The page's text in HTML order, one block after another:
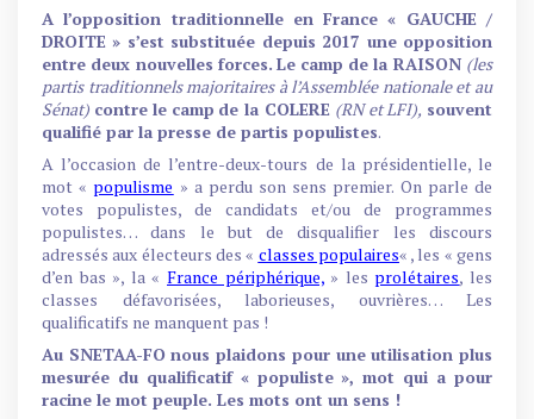
A l’opposition traditionnelle en France « GAUCHE /
DROITE » s’est substituée depuis 2017 une opposition
entre deux nouvelles forces. Le camp de la RAISON (les
partis traditionnels majoritaires à l’Assemblée nationale et au
Sénat) contre le camp de la COLERE (RN et LFI), souvent
qualifié par la presse de partis populistes.
A l’occasion de l’entre-deux-tours de la présidentielle, le
mot « populisme » a perdu son sens premier. On parle de
votes populistes, de candidats et/ou de programmes
populistes… dans le but de disqualifier les discours
adressés aux électeurs des « classes populaires« , les « gens
d’en bas », la « France périphérique,» les prolétaires, les
classes défavorisées, laborieuses, ouvrières… Les
qualificatifs ne manquent pas !
Au SNETAA-FO nous plaidons pour une utilisation plus
mesurée du qualificatif « populiste », mot qui a pour
racine le mot peuple. Les mots ont un sens !